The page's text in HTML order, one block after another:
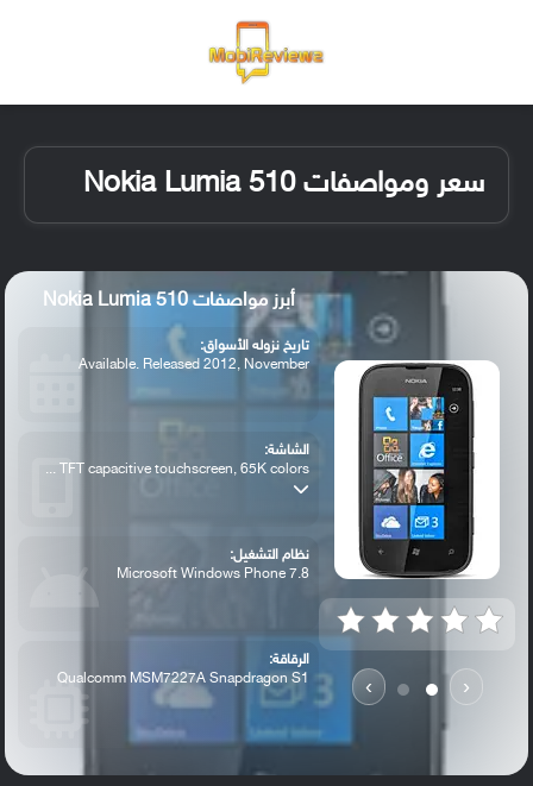
سعر ومواصفات Nokia Lumia 510
‹
›
أبرز مواصفات Nokia Lumia 510
تاريخ نزوله الأسواق:
Available. Released 2012, November
الشاشة:
TFT capacitive touchscreen, 65K colors ...
نظام التشغيل:
Microsoft Windows Phone 7.8
الرقاقة:
Qualcomm MSM7227A Snapdragon S1
الرام / التخزين: